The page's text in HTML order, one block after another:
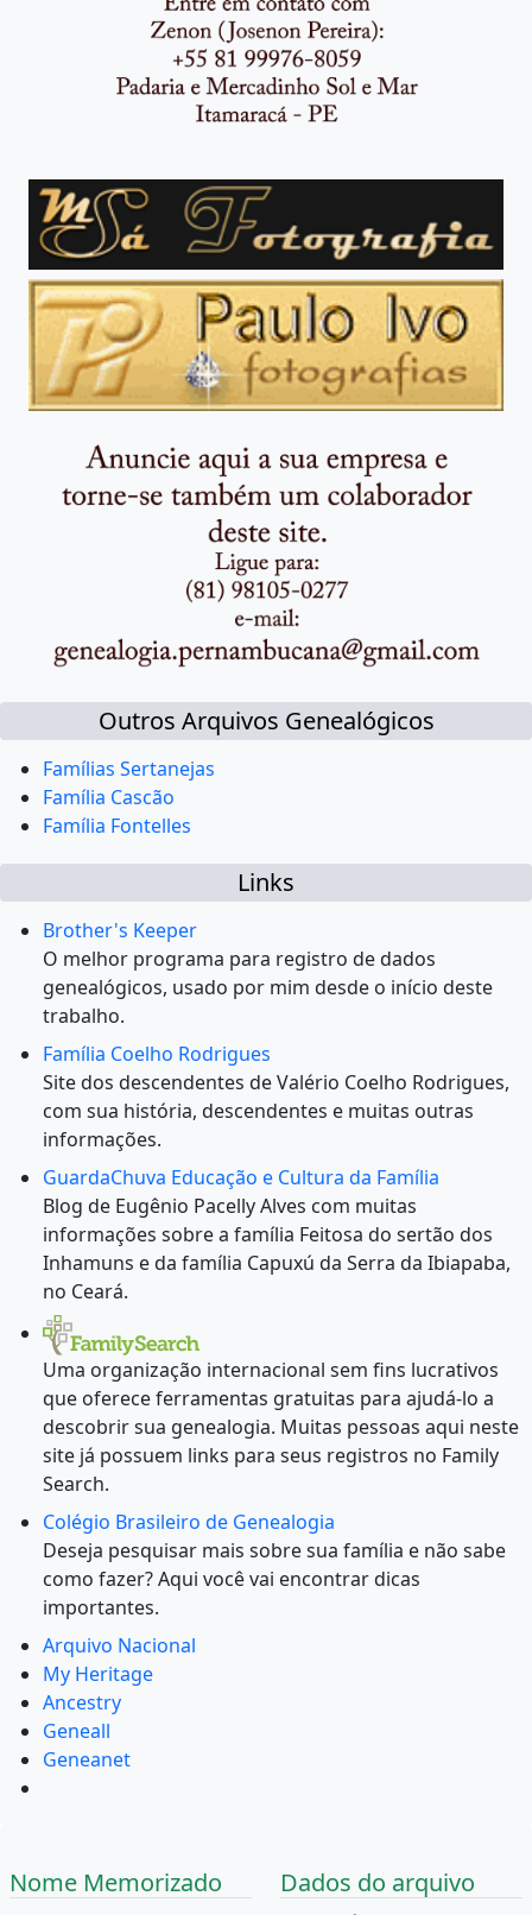
Outros Arquivos Genealógicos
Famílias Sertanejas
Família Cascão
Família Fontelles
Links
Brother's Keeper
O melhor programa para registro de dados
genealógicos, usado por mim desde o início deste
trabalho.
Família Coelho Rodrigues
Site dos descendentes de Valério Coelho Rodrigues,
com sua história, descendentes e muitas outras
informações.
GuardaChuva Educação e Cultura da Família
Blog de Eugênio Pacelly Alves com muitas
informações sobre a família Feitosa do sertão dos
Inhamuns e da família Capuxú da Serra da Ibiapaba,
no Ceará.
Uma organização internacional sem fins lucrativos
que oferece ferramentas gratuitas para ajudá-lo a
descobrir sua genealogia. Muitas pessoas aqui neste
site já possuem links para seus registros no Family
Search.
Colégio Brasileiro de Genealogia
Deseja pesquisar mais sobre sua família e não sabe
como fazer? Aqui você vai encontrar dicas
importantes.
Arquivo Nacional
My Heritage
Ancestry
Geneall
Geneanet
Nome Memorizado Dados do arquivo